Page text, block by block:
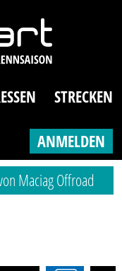
STRECKEN
ANMELDEN
Maciag Offroad